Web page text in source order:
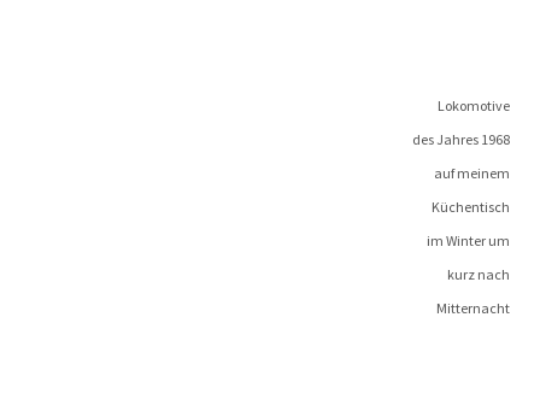
Loko­mo­ti­ve
des Jah­res 1968
auf meinem
Küchentisch
im Win­ter um
kurz nach
Mitternacht